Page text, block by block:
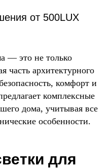
от 500LUX
— это не только
часть архитектурного
комфорт и
комплексные
дома, учитывая все
особенности.
для